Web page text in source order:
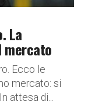
La
Ecco le
mercato: si
attesa di...